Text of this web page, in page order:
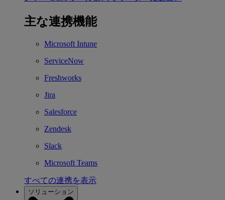
主な連携機能
Microsoft Intune
ServiceNow
Freshworks
Jira
Salesforce
Zendesk
Slack
Microsoft Teams
すべての連携を表示
ソリューション